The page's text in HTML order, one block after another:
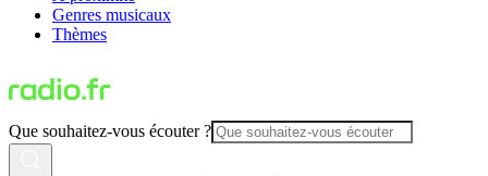
Genres musicaux
Thèmes
Que souhaitez-vous écouter ?